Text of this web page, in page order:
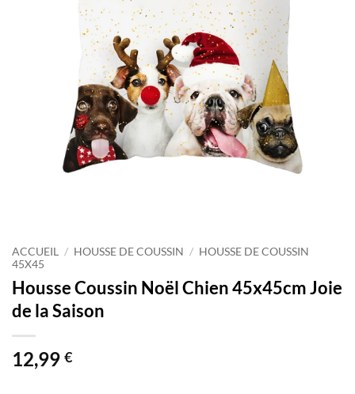
ACCUEIL / HOUSSE DE COUSSIN / HOUSSE DE COUSSIN
45X45
Housse Coussin Noël Chien 45x45cm Joie
de la Saison
12,99 €